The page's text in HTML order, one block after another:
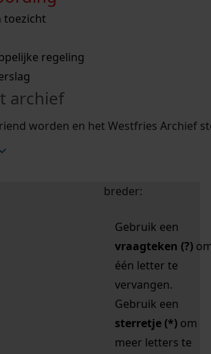
weg met een aantal zoektips.
weg met een aantal zoektips.
toezicht
regeling
archief
worden en het Westfries Archief
zoektips
uw zoekopdracht te
breder:
Gebruik een
vraagteken (?)
één letter te
vervangen.
Gebruik een
sterretje (*) om
meer letters te